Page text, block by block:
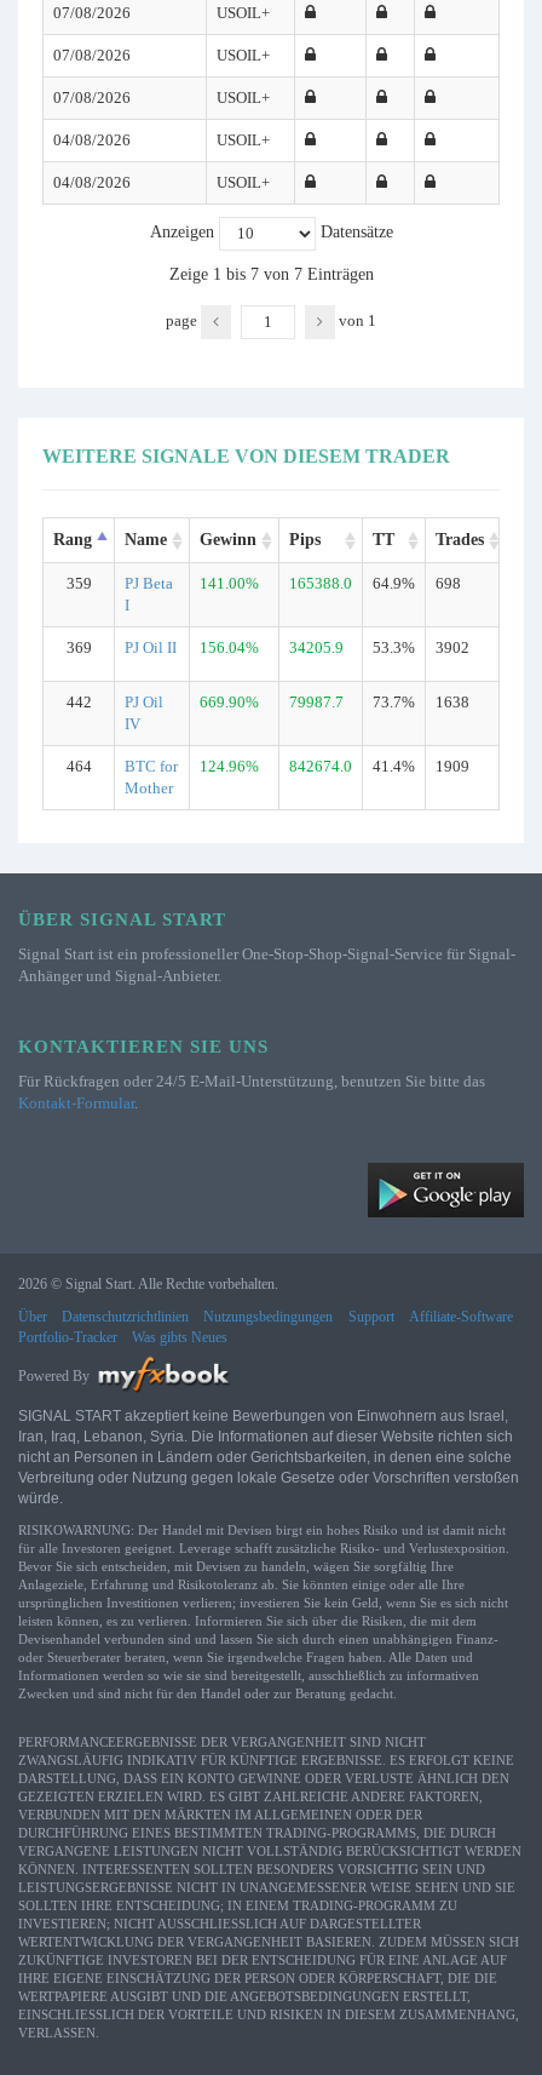
07/08/2026 USOIL+
07/08/2026 USOIL+
07/08/2026 USOIL+
04/08/2026 USOIL+
04/08/2026 USOIL+
Anzeigen Datensätze
Zeige 1 bis 7 von 7 Einträgen
page von 1
WEITERE SIGNALE VON DIESEM TRADER
Rang Name Gewinn Pips TT Trades
359
PJ Beta
I
141.00% 165388.0 64.9% 698
369 PJ Oil II 156.04% 34205.9 53.3% 3902
442
PJ Oil
IV
669.90% 79987.7 73.7% 1638
464
BTC for
Mother
124.96% 842674.0 41.4% 1909
ÜBER SIGNAL START
Signal Start ist ein professioneller One-Stop-Shop-Signal-Service für Signal-
Anhänger und Signal-Anbieter.
KONTAKTIEREN SIE UNS
Für Rückfragen oder 24/5 E-Mail-Unterstützung, benutzen Sie bitte das
Kontakt-Formular.
2026 © Signal Start. Alle Rechte vorbehalten.
Über
Datenschutzrichtlinien Nutzungsbedingungen Support
Affiliate-Software
Portfolio-Tracker
Was gibts Neues
Powered By
SIGNAL START akzeptiert keine Bewerbungen von Einwohnern aus Israel,
Iran, Iraq, Lebanon, Syria. Die Informationen auf dieser Website richten sich
nicht an Personen in Ländern oder Gerichtsbarkeiten, in denen eine solche
Verbreitung oder Nutzung gegen lokale Gesetze oder Vorschriften verstoßen
würde.
RISIKOWARNUNG: Der Handel mit Devisen birgt ein hohes Risiko und ist damit nicht
für alle Investoren geeignet. Leverage schafft zusätzliche Risiko- und Verlustexposition.
Bevor Sie sich entscheiden, mit Devisen zu handeln, wägen Sie sorgfältig Ihre
Anlageziele, Erfahrung und Risikotoleranz ab. Sie könnten einige oder alle Ihre
ursprünglichen Investitionen verlieren; investieren Sie kein Geld, wenn Sie es sich nicht
leisten können, es zu verlieren. Informieren Sie sich über die Risiken, die mit dem
Devisenhandel verbunden sind und lassen Sie sich durch einen unabhängigen Finanz-
oder Steuerberater beraten, wenn Sie irgendwelche Fragen haben. Alle Daten und
Informationen werden so wie sie sind bereitgestellt, ausschließlich zu informativen
Zwecken und sind nicht für den Handel oder zur Beratung gedacht.
PERFORMANCEERGEBNISSE DER VERGANGENHEIT SIND NICHT
ZWANGSLÄUFIG INDIKATIV FÜR KÜNFTIGE ERGEBNISSE. ES ERFOLGT KEINE
DARSTELLUNG, DASS EIN KONTO GEWINNE ODER VERLUSTE ÄHNLICH DEN
GEZEIGTEN ERZIELEN WIRD. ES GIBT ZAHLREICHE ANDERE FAKTOREN,
VERBUNDEN MIT DEN MÄRKTEN IM ALLGEMEINEN ODER DER
DURCHFÜHRUNG EINES BESTIMMTEN TRADING-PROGRAMMS, DIE DURCH
VERGANGENE LEISTUNGEN NICHT VOLLSTÄNDIG BERÜCKSICHTIGT WERDEN
KÖNNEN. INTERESSENTEN SOLLTEN BESONDERS VORSICHTIG SEIN UND
LEISTUNGSERGEBNISSE NICHT IN UNANGEMESSENER WEISE SEHEN UND SIE
SOLLTEN IHRE ENTSCHEIDUNG; IN EINEM TRADING-PROGRAMM ZU
INVESTIEREN; NICHT AUSSCHLIESSLICH AUF DARGESTELLTER
WERTENTWICKLUNG DER VERGANGENHEIT BASIEREN. ZUDEM MÜSSEN SICH
ZUKÜNFTIGE INVESTOREN BEI DER ENTSCHEIDUNG FÜR EINE ANLAGE AUF
IHRE EIGENE EINSCHÄTZUNG DER PERSON ODER KÖRPERSCHAFT, DIE DIE
WERTPAPIERE AUSGIBT UND DIE ANGEBOTSBEDINGUNGEN ERSTELLT,
EINSCHLIESSLICH DER VORTEILE UND RISIKEN IN DIESEM ZUSAMMENHANG,
VERLASSEN.